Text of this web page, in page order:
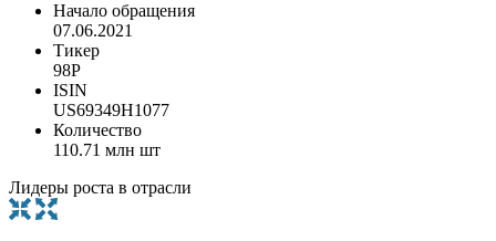
Начало обращения
07.06.2021
Тикер
98P
ISIN
US69349H1077
Количество
110.71 млн шт
Лидеры роста в отрасли